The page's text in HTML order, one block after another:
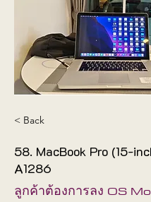
< Back
58. MacBook Pro (15-
A1286
ลูกค้าต้องการลง OS